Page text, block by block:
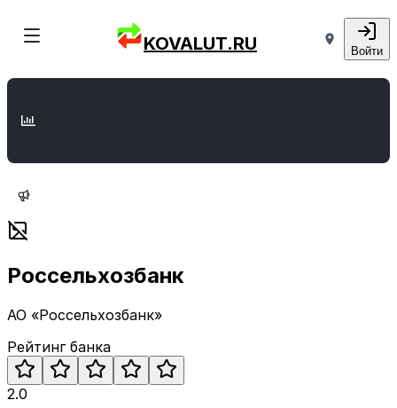
KOVALUT.RU Войти
Россельхозбанк
АО «Россельхозбанк»
Рейтинг банка
2.0